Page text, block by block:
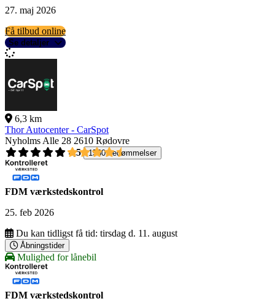
27. maj 2026
Få tilbud online
Se detaljer
6,3 km
Thor Autocenter - CarSpot
Nyholms Alle 28 2610 Rødovre
4,5
1560 bedømmelser
FDM værkstedskontrol
25. feb 2026
Du kan tidligst få tid: tirsdag d. 11. august
Åbningstider
Mulighed for lånebil
FDM værkstedskontrol